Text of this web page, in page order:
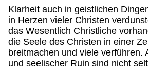
Klarheit auch in geistlichen
in Herzen vieler Christen
das Wesentlich Christliche
die Seele des Christen in einer
breitmachen und viele verführen.
und seelischer Ruin sind nicht